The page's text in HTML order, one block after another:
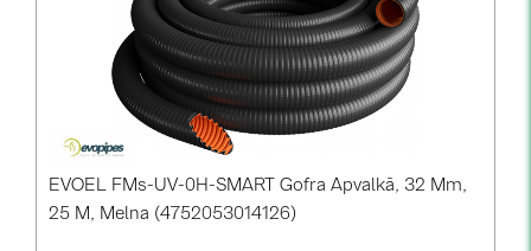
EVOEL FMs-UV-0H-SMART Gofra Apvalkā, 32 Mm,
25 M, Melna (4752053014126)